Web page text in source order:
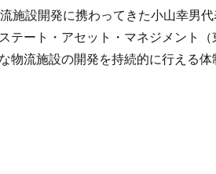
施設開発に携わってきた小山幸男
テート・アセット・マネジメント（
物流施設の開発を持続的に行える体